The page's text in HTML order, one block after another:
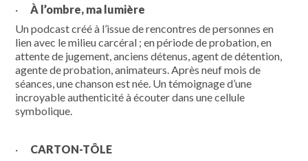
·
À l’ombre, ma lumière
Un podcast créé à l’issue de rencontres de personnes en
lien avec le milieu carcéral ; en période de probation, en
attente de jugement, anciens détenus, agent de détention,
agente de probation, animateurs. Après neuf mois de
séances, une chanson est née. Un témoignage d’une
incroyable authenticité à écouter dans une cellule
symbolique.
·
CARTON-TÔLE